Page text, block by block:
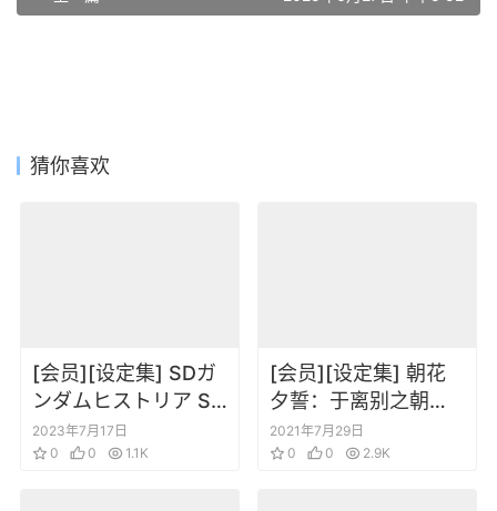
猜你喜欢
[会员][设定集] SDガ
ンダムヒストリア SD
ガンダム外伝編
2023年7月17日
0
0 1.1K
[会员][设定集] 朝花
夕誓：于离别之朝束
起约定之花 设定线稿
3合集
2021年7月29日
0
0 2.9K